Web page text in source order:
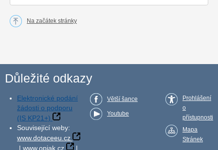
Na začátek stránky
Důležité odkazy
Elektronické podání
žádosti o podporu
(IS KP21+)
Související weby:
www.dotaceeu.cz
| www.opjak.cz |
Větší šance
Youtube
Prohlášení
o
přístupnosti
Mapa
Stránek